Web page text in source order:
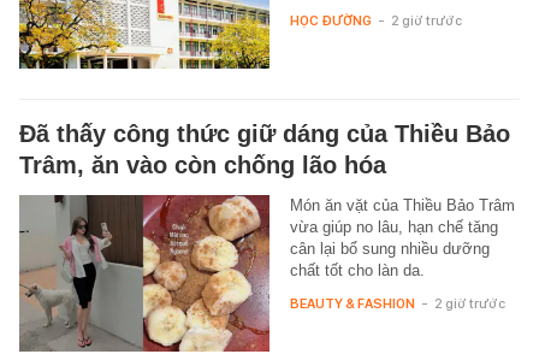
HỌC ĐƯỜNG - 2 giờ trước
Đã thấy công thức giữ dáng của Thiều Bảo
Trâm, ăn vào còn chống lão hóa
Món ăn vặt của Thiều Bảo Trâm
vừa giúp no lâu, hạn chế tăng
cân lại bổ sung nhiều dưỡng
chất tốt cho làn da.
BEAUTY & FASHION - 2 giờ trước